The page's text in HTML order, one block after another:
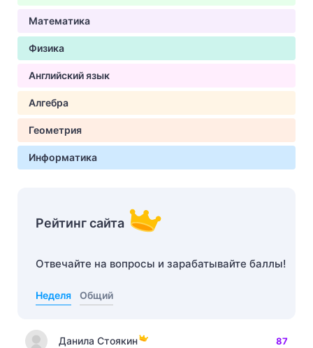
Математика
Физика
Английский язык
Алгебра
Геометрия
Информатика
Рейтинг сайта
Отвечайте на вопросы и зарабатывайте баллы!
Неделя Общий
Данила Стоякин 87